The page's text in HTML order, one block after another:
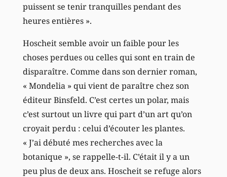
puissent se tenir tranquilles pendant des
heures entières ».
Hoscheit semble avoir un faible pour les
choses perdues ou celles qui sont en train de
disparaître. Comme dans son dernier roman,
« Mondelia » qui vient de paraître chez son
éditeur Binsfeld. C’est certes un polar, mais
c’est surtout un livre qui part d’un art qu’on
croyait perdu : celui d’écouter les plantes.
« J’ai débuté mes recherches avec la
botanique », se rappelle-t-il. C’était il y a un
peu plus de deux ans. Hoscheit se refuge alors